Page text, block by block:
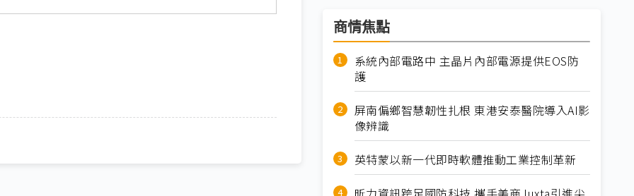
商情焦點
系統內部電路中 主晶片內部電源提供EOS防
護
屏南偏鄉智慧韌性扎根 東港安泰醫院導入AI影
像辨識
英特蒙以新一代即時軟體推動工業控制革新